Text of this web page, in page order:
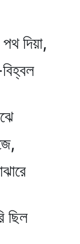
দিয়া,
ছিল